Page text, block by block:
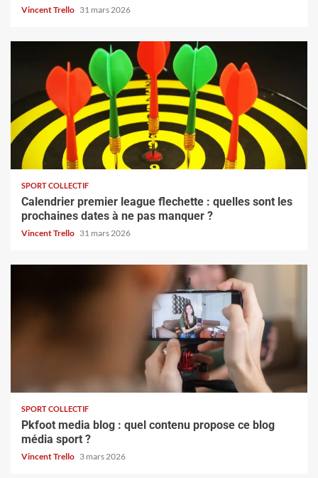
Vincent Trello 31 mars 2026
SPORT COLLECTIF
Calendrier premier league flechette : quelles sont les
prochaines dates à ne pas manquer ?
Vincent Trello 31 mars 2026
SPORT COLLECTIF
Pkfoot media blog : quel contenu propose ce blog
média sport ?
Vincent Trello 3 mars 2026